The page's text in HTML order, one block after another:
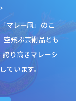
マレー凧」のこ
空飛ぶ芸術品とも
誇り高きマレーシ
ています。